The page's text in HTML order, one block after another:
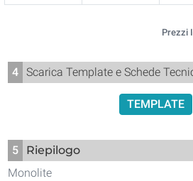
Prezzi
4 Scarica Template e Schede
TEMPLATE
5
Riepilogo
Monolite